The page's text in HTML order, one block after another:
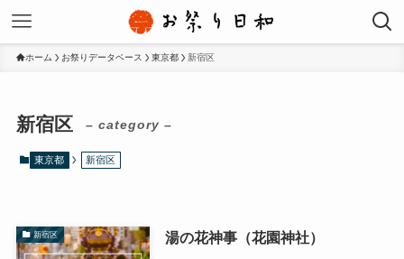
ホーム お祭りデータベース 東京都 新宿区
新宿区 – category –
東京都 新宿区
新宿区 湯の花神事（花園神社）